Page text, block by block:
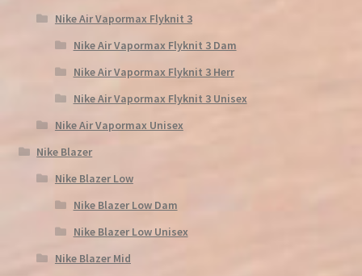
Nike Air Vapormax Flyknit 3
Nike Air Vapormax Flyknit 3 Dam
Nike Air Vapormax Flyknit 3 Herr
Nike Air Vapormax Flyknit 3 Unisex
Nike Air Vapormax Unisex
Nike Blazer
Nike Blazer Low
Nike Blazer Low Dam
Nike Blazer Low Unisex
Nike Blazer Mid